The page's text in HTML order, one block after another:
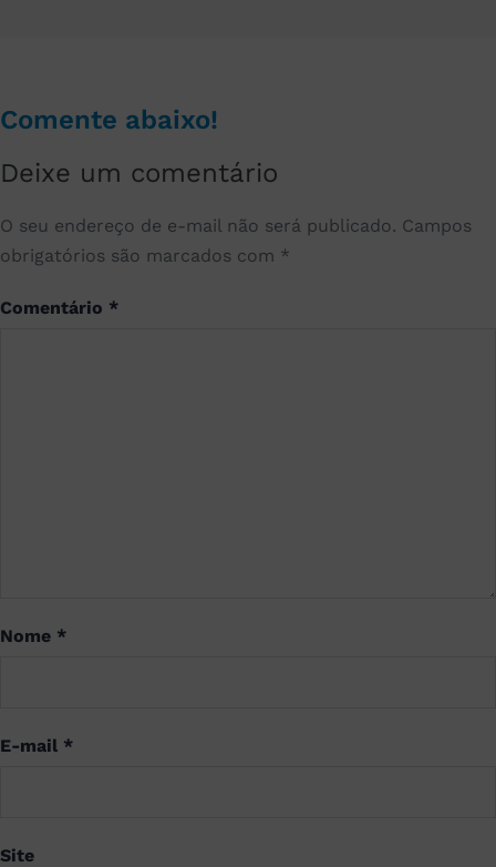
Comente abaixo!
Deixe um comentário
O seu endereço de e-mail não será publicado. Campos
obrigatórios são marcados com *
Comentário *
Nome *
E-mail *
Site